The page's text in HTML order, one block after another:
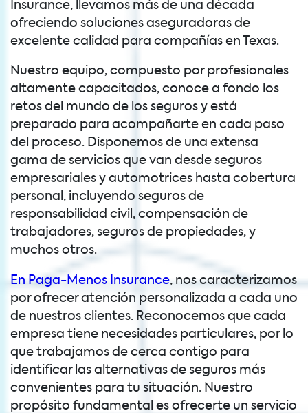
Insurance, llevamos más de una década
ofreciendo soluciones aseguradoras de
excelente calidad para compañías en Texas.
Nuestro equipo, compuesto por profesionales
altamente capacitados, conoce a fondo los
retos del mundo de los seguros y está
preparado para acompañarte en cada paso
del proceso. Disponemos de una extensa
gama de servicios que van desde seguros
empresariales y automotrices hasta cobertura
personal, incluyendo seguros de
responsabilidad civil, compensación de
trabajadores, seguros de propiedades, y
muchos otros.
En Paga-Menos Insurance, nos caracterizamos
por ofrecer atención personalizada a cada uno
de nuestros clientes. Reconocemos que cada
empresa tiene necesidades particulares, por lo
que trabajamos de cerca contigo para
identificar las alternativas de seguros más
convenientes para tu situación. Nuestro
propósito fundamental es ofrecerte un servicio